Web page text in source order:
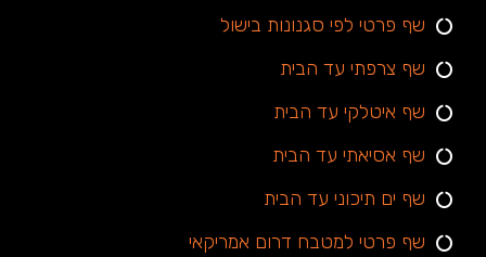
שף פרטי לפי סגנונות בישול
שף צרפתי עד הבית
שף איטלקי עד הבית
שף אסיאתי עד הבית
שף ים תיכוני עד הבית
שף פרטי למטבח דרום אמריקאי